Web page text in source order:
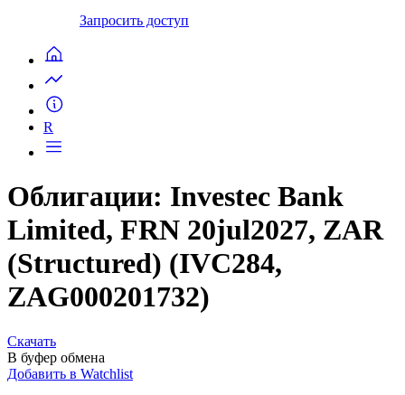
Запросить доступ
R
Облигации: Investec Bank
Limited, FRN 20jul2027, ZAR
(Structured) (IVC284,
ZAG000201732)
Скачать
В буфер обмена
Добавить в Watchlist